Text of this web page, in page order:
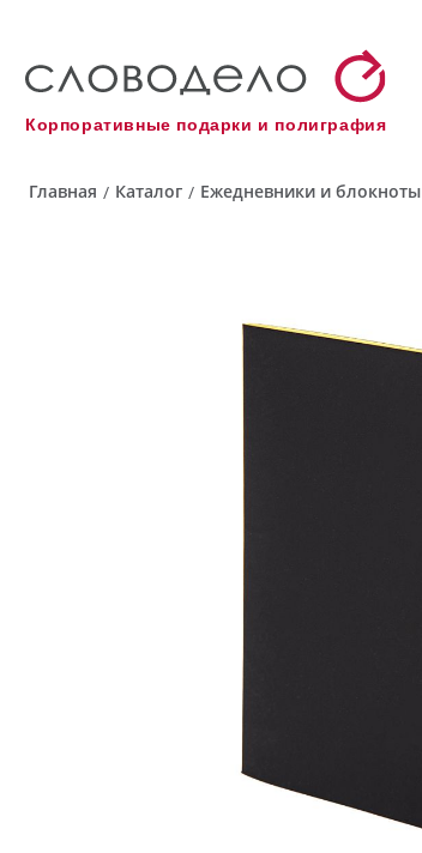
Корпоративные подарки и полиграфия
Главная / Каталог / Ежедневники и блокноты